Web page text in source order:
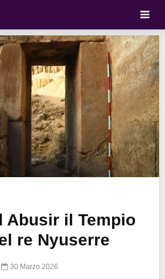
Abusir il Tempio
re Nyuserre
30 Marzo 2026